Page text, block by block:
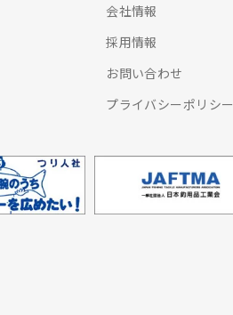
会社情報
採用情報
お問い合わせ
プライバシーポリシー